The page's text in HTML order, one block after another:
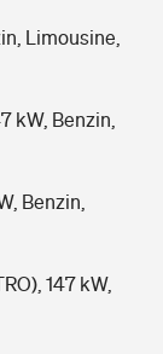
Limousine,
kW, Benzin,
Benzin,
147 kW,